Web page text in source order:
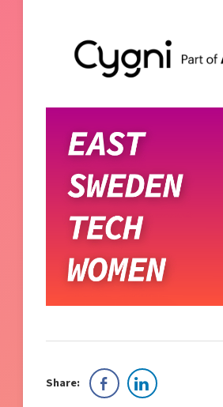
Share: